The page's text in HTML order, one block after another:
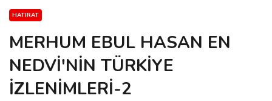
HATIRAT
MERHUM EBUL HASAN EN
NEDVİ'NİN TÜRKİYE
İZLENİMLERİ-2